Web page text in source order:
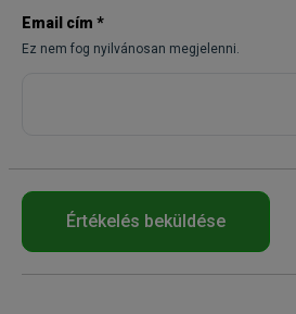
Email cím *
Ez nem fog nyilvánosan megjelenni.
Értékelés beküldése